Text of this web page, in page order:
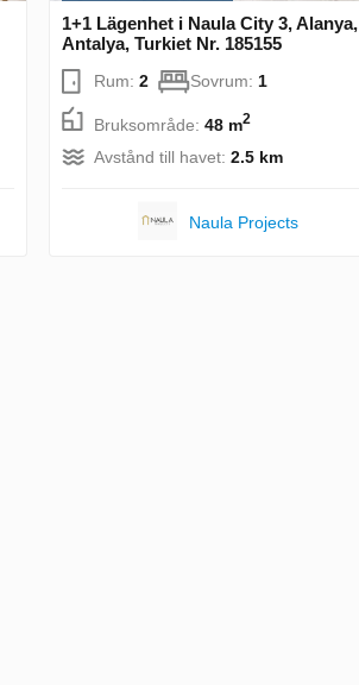
1+1 Lägenhet i Naula City 3, Alanya,
Antalya, Turkiet Nr. 185155
Rum:2 Sovrum: 1
Bruksområde:48 m2
Avstånd till havet:2.5 km
Naula Projects